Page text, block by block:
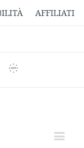
AFFILIATI
Informativa